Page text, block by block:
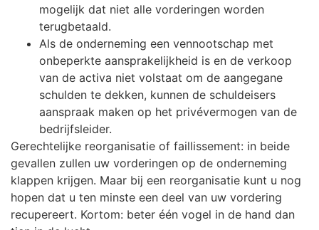
mogelijk dat niet alle vorderingen worden
terugbetaald.
Als de onderneming een vennootschap met
onbeperkte aansprakelijkheid is en de verkoop
van de activa niet volstaat om de aangegane
schulden te dekken, kunnen de schuldeisers
aanspraak maken op het privévermogen van de
bedrijfsleider.
Gerechtelijke reorganisatie of faillissement: in beide
gevallen zullen uw vorderingen op de onderneming
klappen krijgen. Maar bij een reorganisatie kunt u nog
hopen dat u ten minste een deel van uw vordering
recupereert. Kortom: beter één vogel in de hand dan